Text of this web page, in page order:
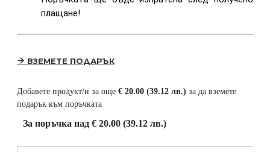
плащане!
ВЗЕМЕТЕ ПОДАРЪК
Добавете продукт/и за още € 20.00 (39.12 лв.) за да вземете
подарък към поръчката
За поръчка над € 20.00 (39.12 лв.)